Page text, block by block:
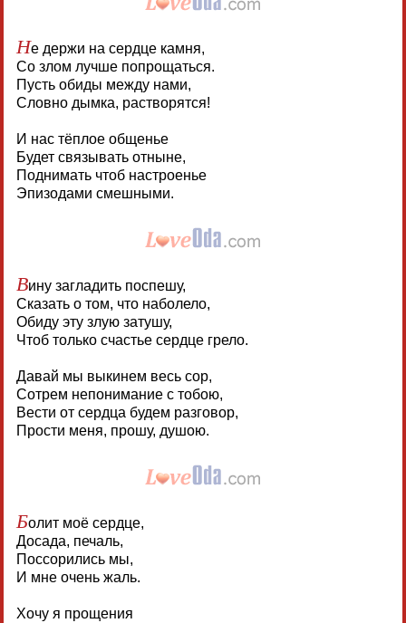
Не держи на сердце камня,
Со злом лучше попрощаться.
Пусть обиды между нами,
Словно дымка, растворятся!
И нас тёплое общенье
Будет связывать отныне,
Поднимать чтоб настроенье
Эпизодами смешными.
Вину загладить поспешу,
Сказать о том, что наболело,
Обиду эту злую затушу,
Чтоб только счастье сердце грело.
Давай мы выкинем весь сор,
Сотрем непонимание с тобою,
Вести от сердца будем разговор,
Прости меня, прошу, душою.
Болит моё сердце,
Досада, печаль,
Поссорились мы,
И мне очень жаль.
Хочу я прощения